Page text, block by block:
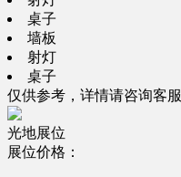
桌子
墙板
射灯
桌子
仅供参考，详情请咨询客服
光地展位
展位价格：